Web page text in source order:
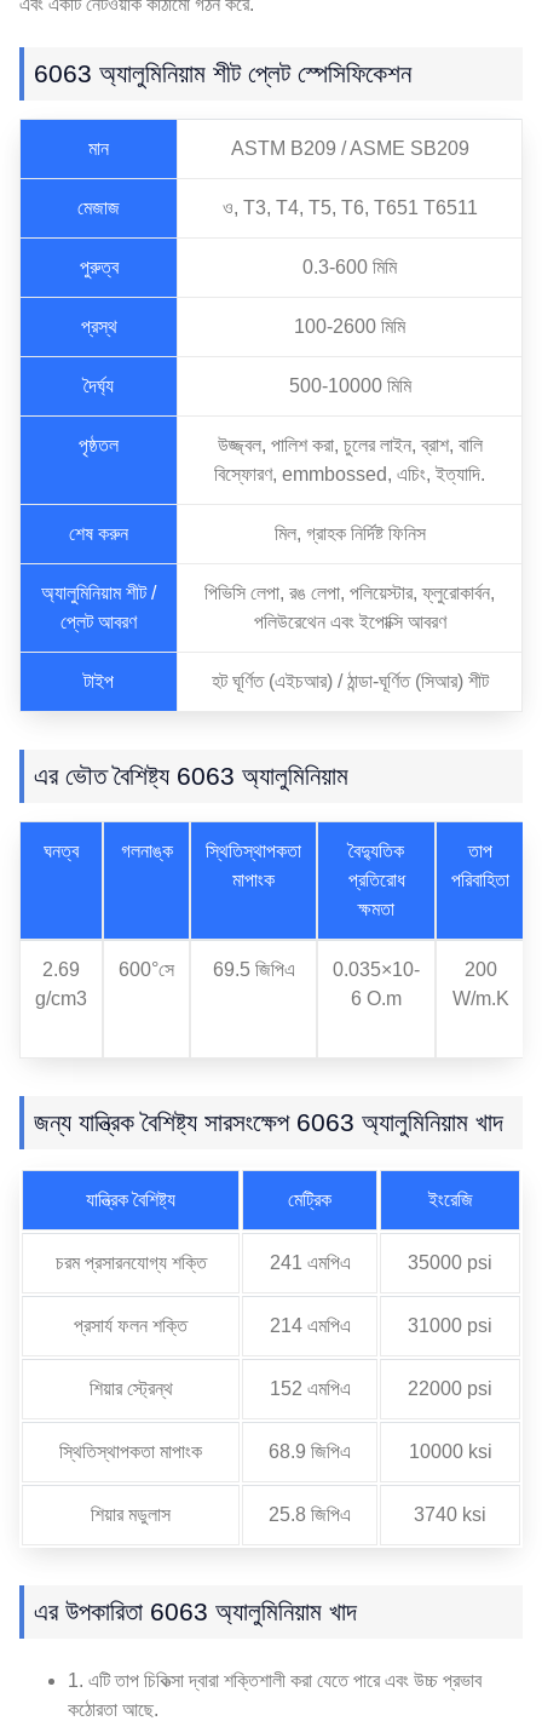
6063 অ্যালুমিনিয়াম শীট প্লেট স্পেসিফিকেশন
মান ASTM B209 / ASME SB209
মেজাজ ও, T3, T4, T5, T6, T651 T6511
পুরুত্ব 0.3-600 মিমি
প্রস্থ 100-2600 মিমি
দৈর্ঘ্য 500-10000 মিমি
পৃষ্ঠতল
উজ্জ্বল, পালিশ করা, চুলের লাইন, ব্রাশ, বালি
বিস্ফোরণ, emmbossed, এচিং, ইত্যাদি.
শেষ করুন মিল, গ্রাহক নির্দিষ্ট ফিনিস
অ্যালুমিনিয়াম শীট /
প্লেট আবরণ
পিভিসি লেপা, রঙ লেপা, পলিয়েস্টার, ফ্লুরোকার্বন,
পলিউরেথেন এবং ইপোক্সি আবরণ
টাইপ হট ঘূর্ণিত (এইচআর) / ঠান্ডা-ঘূর্ণিত (সিআর) শীট
এর ভৌত বৈশিষ্ট্য 6063 অ্যালুমিনিয়াম
ঘনত্ব গলনাঙ্ক
স্থিতিস্থাপকতা
মাপাংক
বৈদ্যুতিক
প্রতিরোধ
ক্ষমতা
তাপ
পরিবাহিতা
2.69
g/cm3
600°সে 69.5 জিপিএ
0.035×10-
6 O.m
200
W/m.K
জন্য যান্ত্রিক বৈশিষ্ট্য সারসংক্ষেপ 6063 অ্যালুমিনিয়াম খাদ
যান্ত্রিক বৈশিষ্ট্য মেট্রিক ইংরেজি
চরম প্রসারনযোগ্য শক্তি 241 এমপিএ 35000 psi
প্রসার্য ফলন শক্তি 214 এমপিএ 31000 psi
শিয়ার স্ট্রেন্থ 152 এমপিএ 22000 psi
স্থিতিস্থাপকতা মাপাংক 68.9 জিপিএ 10000 ksi
শিয়ার মডুলাস 25.8 জিপিএ 3740 ksi
এর উপকারিতা 6063 অ্যালুমিনিয়াম খাদ
1. এটি তাপ চিকিত্সা দ্বারা শক্তিশালী করা যেতে পারে এবং উচ্চ প্রভাব
কঠোরতা আছে.